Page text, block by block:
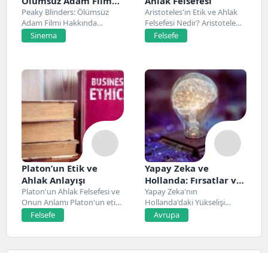
Konusu, Oyuncuları
ve İnceleme
Peaky Blinders: Ölümsüz
Adam Filmi Hakkında
Netflix’te 20 Mart 2026...
Sinema
Aristoteles'in Etik ve Ahlak
Felsefesi Nedir? Aristoteles,
Antik Yunan felsefesinin...
Felsefe
Platon’un Etik ve
Ahlak Anlayışı
Platon'un Ahlak Felsefesi ve
Onun Anlamı Platon'un etik
ve ahlak...
Felsefe
Yapay Zeka ve
Hollanda: Fırsatlar ve
Zorluklar
Yapay Zeka'nın
Hollanda'daki Yükselişi
Hollanda, son yıllarda yapay
zeka alanında...
Avrupa